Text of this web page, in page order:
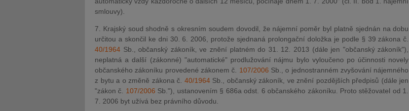
smlouvy).
7. Krajský soud shodně s okresním soudem dovodil, že nájemní poměr byl platně sjednán na dobu
určitou a skončil ke dni 30. 6. 2006, protože sjednaná prolongační doložka je podle § 39 zákona č.
40/1964 Sb., občanský zákoník, ve znění platném do 31. 12. 2013 (dále jen "občanský zákoník"),
neplatná a další (zákonné) "automatické" prodlužování nájmu bylo vyloučeno po účinnosti novely
občanského zákoníku provedené zákonem č. 107/2006 Sb., o jednostranném zvyšování nájemného
z bytu a o změně zákona č. 40/1964Sb., občanský zákoník, ve znění pozdějších předpisů (dále jen
"zákon č. 107/2006 Sb."), ustanovením § 686a odst. 6 občanského zákoníku. Proto stěžovatel od 1.
7. 2006 byt užívá bez právního důvodu.